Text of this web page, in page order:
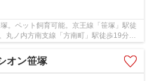
。ペット飼育可能。京王線「笹塚」駅徒
丸ノ内方南支線「方南町」駅徒歩19分。
オン笹塚